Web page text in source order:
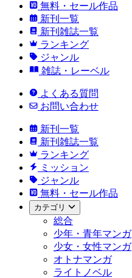
無料・セール作品
新刊一覧
新刊雑誌一覧
ランキング
ジャンル
雑誌・レーベル
よくある質問
お問い合わせ
新刊一覧
新刊雑誌一覧
ランキング
ミッション
ジャンル
無料・セール作品
カテゴリ
総合
少年・青年マンガ
少女・女性マンガ
オトナマンガ
ライトノベル